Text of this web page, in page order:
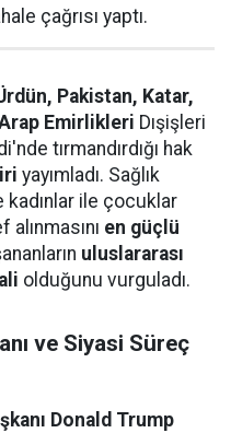
çağrısı yaptı.
Pakistan, Katar,
Emirlikleri Dışişleri
tırmandırdığı hak
yayımladı. Sağlık
kadınlar ile çocuklar
en güçlü
uluslararası
olduğunu vurguladı.
ve Siyasi Süreç
Donald Trump